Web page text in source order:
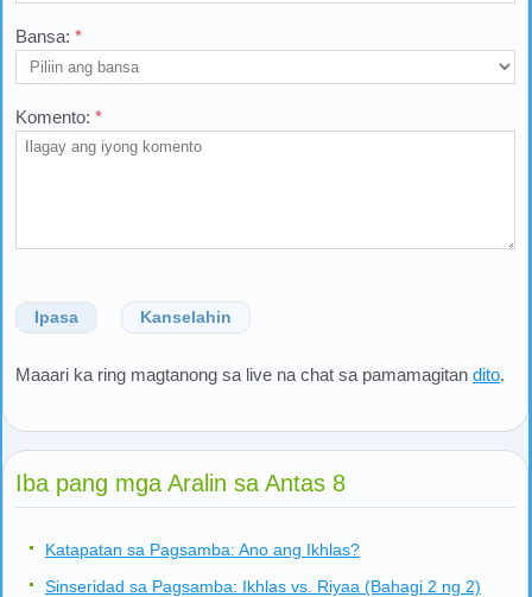
Bansa: *
Komento: *
Ipasa Kanselahin
Maaari ka ring magtanong sa live na chat sa pamamagitan dito.
Iba pang mga Aralin sa Antas 8
Katapatan sa Pagsamba: Ano ang Ikhlas?
Sinseridad sa Pagsamba: Ikhlas vs. Riyaa (Bahagi 2 ng 2)